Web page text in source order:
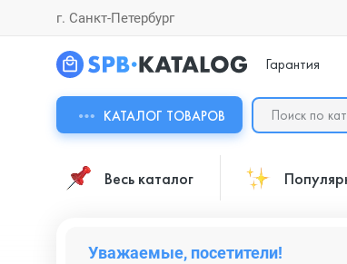
г. Санкт-Петербург
Гарантия
КАТАЛОГ ТОВАРОВ
Весь каталог
Уважаемые, посетители!